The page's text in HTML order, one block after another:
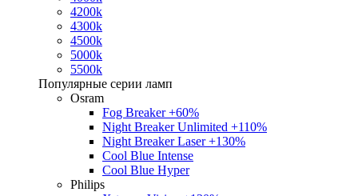
4200k
4300k
4500k
5000k
5500k
Популярные серии ламп
Osram
Fog Breaker +60%
Night Breaker Unlimited +110%
Night Breaker Laser +130%
Cool Blue Intense
Cool Blue Hyper
Philips